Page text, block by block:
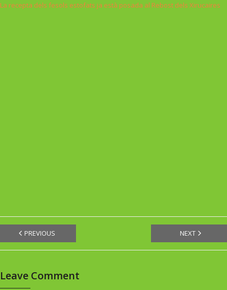
La recepta dels fesols estofats ja està posada al Rebost dels Xirucaires
PREVIOUS NEXT
Leave Comment